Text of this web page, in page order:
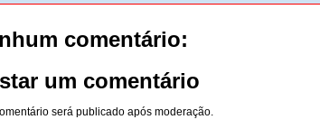
comentário:
um comentário
será publicado após moderação.